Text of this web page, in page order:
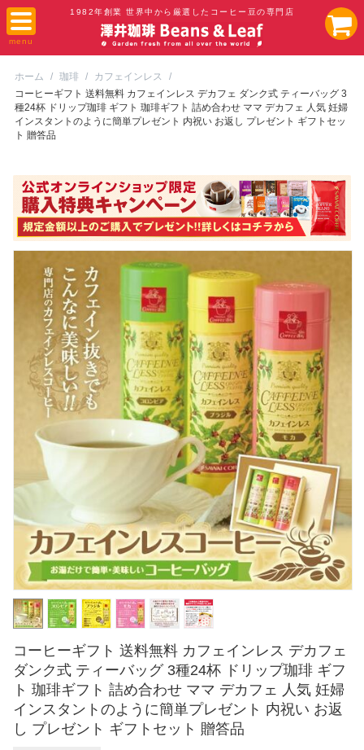
1982年創業 世界中から厳選したコーヒー豆の専門店
ホーム / 珈琲 / カフェインレス
/
コーヒーギフト 送料無料 カフェインレス デカフェ ダンク式 ティーバッグ 3
種24杯 ドリップ珈琲 ギフト 珈琲ギフト 詰め合わせ ママ デカフェ 人気 妊婦
インスタントのように簡単プレゼント 内祝い お返し プレゼント ギフトセッ
ト 贈答品
コーヒーギフト 送料無料 カフェインレス デカフェ
ダンク式 ティーバッグ 3種24杯 ドリップ珈琲 ギフ
ト 珈琲ギフト 詰め合わせ ママ デカフェ 人気 妊婦
インスタントのように簡単プレゼント 内祝い お返
し プレゼント ギフトセット 贈答品